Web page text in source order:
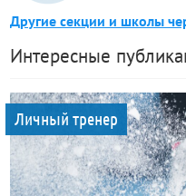
Другие секции и школы
Интересные
Личный тренер